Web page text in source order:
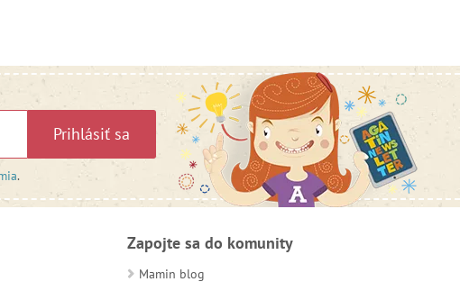
Prihlásiť sa
.
Zapojte sa do komunity
Mamin blog